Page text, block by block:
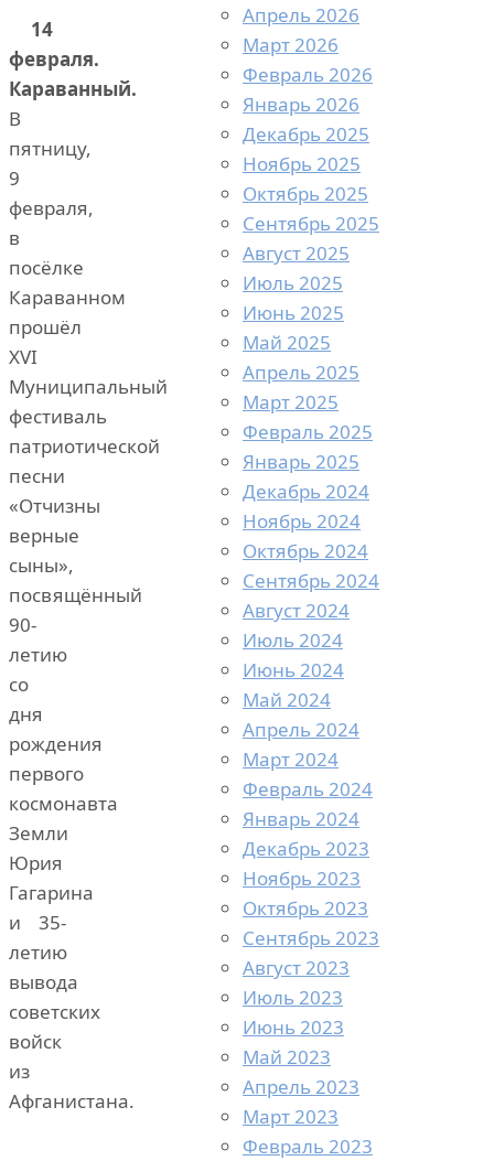
14
февраля.
Караванный.
В
пятницу,
9
февраля,
в
посёлке
Караванном
прошёл
XVI
Муниципальный
фестиваль
патриотической
песни
«Отчизны
верные
сыны»,
посвящённый
90-
летию
со
дня
рождения
первого
космонавта
Земли
Юрия
Гагарина
и 35-
летию
вывода
советских
войск
из
Афганистана.
Апрель 2026
Март 2026
Февраль 2026
Январь 2026
Декабрь 2025
Ноябрь 2025
Октябрь 2025
Сентябрь 2025
Август 2025
Июль 2025
Июнь 2025
Май 2025
Апрель 2025
Март 2025
Февраль 2025
Январь 2025
Декабрь 2024
Ноябрь 2024
Октябрь 2024
Сентябрь 2024
Август 2024
Июль 2024
Июнь 2024
Май 2024
Апрель 2024
Март 2024
Февраль 2024
Январь 2024
Декабрь 2023
Ноябрь 2023
Октябрь 2023
Сентябрь 2023
Август 2023
Июль 2023
Июнь 2023
Май 2023
Апрель 2023
Март 2023
Февраль 2023